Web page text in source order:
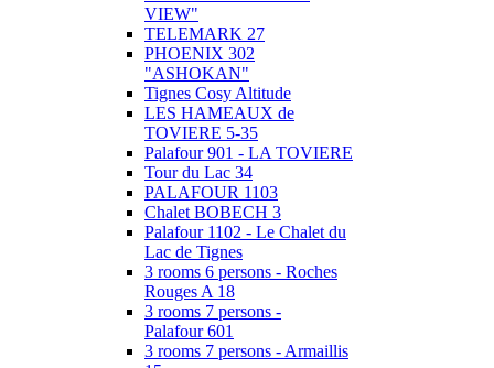
VIEW"
TELEMARK 27
PHOENIX 302
"ASHOKAN"
Tignes Cosy Altitude
LES HAMEAUX de
TOVIERE 5-35
Palafour 901 - LA TOVIERE
Tour du Lac 34
PALAFOUR 1103
Chalet BOBECH 3
Palafour 1102 - Le Chalet du
Lac de Tignes
3 rooms 6 persons - Roches
Rouges A 18
3 rooms 7 persons -
Palafour 601
3 rooms 7 persons - Armaillis